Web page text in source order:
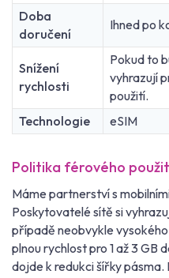
Doba
doručení
Ihned po
Snížení
rychlosti
Pokud to
vyhrazují
použití.
Technologie
eSIM
Politika férového
Máme partnerství s
Poskytovatelé sítě si
případě neobvykle
plnou rychlost pro 1 až 3 GB
dojde k redukci šířky